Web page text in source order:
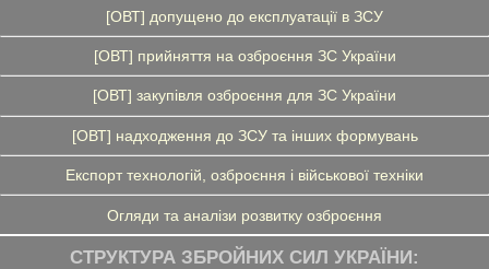
[ОВТ] допущено до експлуатації в ЗСУ
[ОВТ] прийняття на озброєння ЗС України
[ОВТ] закупівля озброєння для ЗС України
[ОВТ] надходження до ЗСУ та інших формувань
Експорт технологій, озброєння і військової техніки
Огляди та аналізи розвитку озброєння
СТРУКТУРА ЗБРОЙНИХ СИЛ УКРАЇНИ: